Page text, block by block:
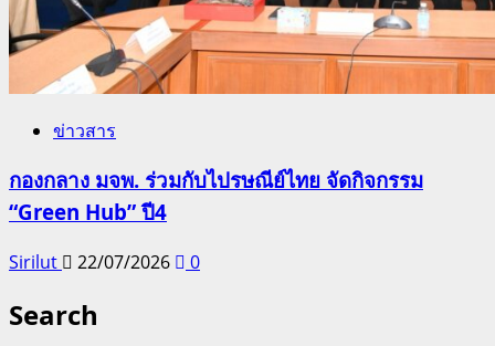
ข่าวสาร
กองกลาง มจพ. ร่วมกับไปรษณีย์ไทย จัดกิจกรรม
“Green Hub” ปี4
Sirilut 22/07/2026 0
Search